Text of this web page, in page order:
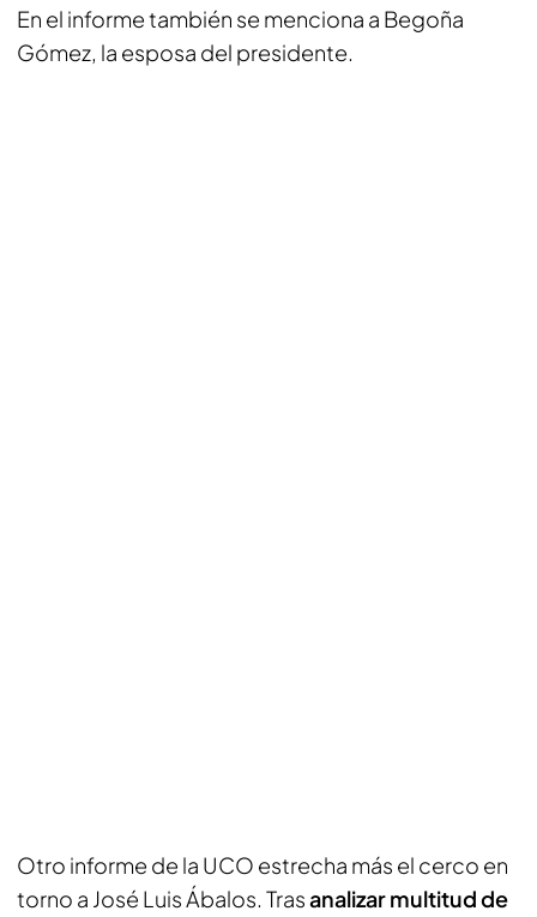
En el informe también se menciona a Begoña
Gómez, la esposa del presidente.
Otro informe de la UCO estrecha más el cerco en
torno a José Luis Ábalos. Trasanalizar multitud de